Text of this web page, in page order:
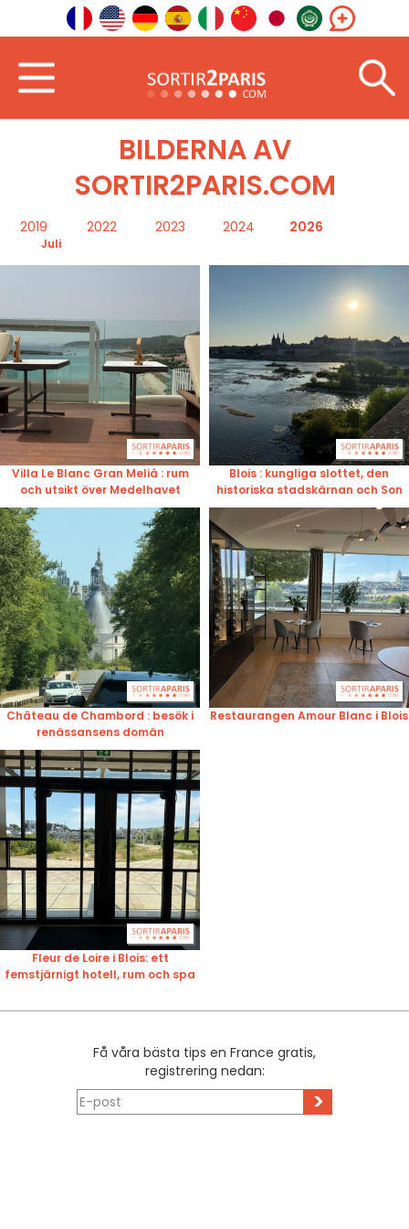
BILDERNA AV
SORTIR2PARIS.COM
2019 2022 2023 2024 2026
Juli
Villa Le Blanc Gran Meliá : rum
och utsikt över Medelhavet
Blois : kungliga slottet, den
historiska stadskärnan och Son
et Lumière
Château de Chambord : besök i
renässansens domän
Restaurangen Amour Blanc i Blois
Fleur de Loire i Blois: ett
femstjärnigt hotell, rum och spa
Få våra bästa tips en France gratis,
registrering nedan:
>